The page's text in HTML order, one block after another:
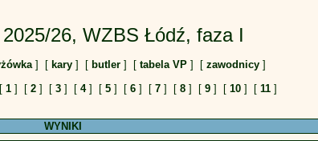
26, WZBS Łódź, faza I
] [kary ] [butler ] [tabela VP ] [zawodnicy ]
1 ] [ 2 ] [ 3 ] [ 4 ] [ 5 ] [ 6 ] [ 7 ] [ 8 ] [ 9 ] [ 10 ] [ 11 ]
WYNIKI